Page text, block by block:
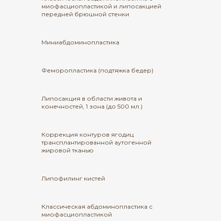
миофасциопластикой и липосакцией
передней брюшной стенки
Миниабдоминопластика
Феморопластика (подтяжка бедер)
Липосакция в области живота и
конечностей, 1 зона (до 500 мл.)
Коррекция контуров ягодиц
трансплантированной аутогенной
жировой тканью
Липофилинг кистей
Классическая абдоминопластика с
миофасциопластикой